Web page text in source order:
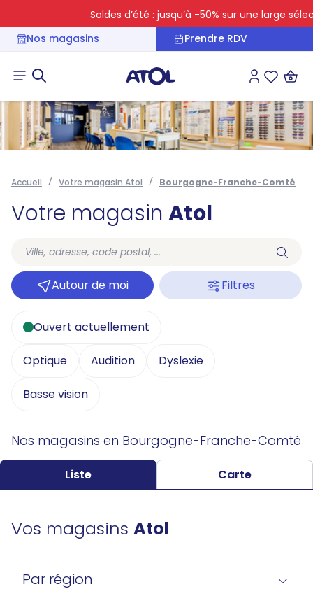
Soldes d’été : jusqu’à -50% sur une large
Nos magasins
Prendre RDV
Connexion
Accueil Votre magasin Atol Bourgogne-Franche-Comté
Votre magasin Atol
Autour de moi Filtres
Ouvert actuellement
Optique Audition Dyslexie
Basse vision
Nos magasins en Bourgogne-Franche-Comté
Liste Carte
Vos magasins Atol
Par région